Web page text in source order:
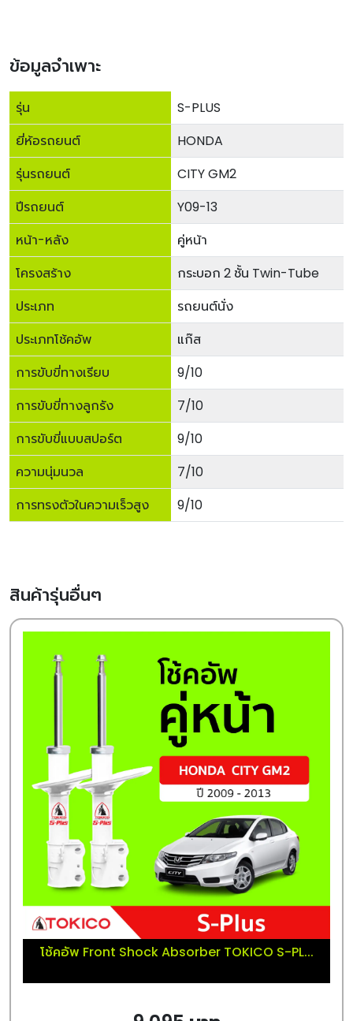
ข้อมูลจำเพาะ
รุ่น
S-PLUS
ยี่ห้อรถยนต์
HONDA
รุ่นรถยนต์
CITY GM2
ปีรถยนต์
Y09-13
หน้า-หลัง
คู่หน้า
โครงสร้าง
กระบอก 2 ชั้น Twin-Tube
ประเภท
รถยนต์นั่ง
ประเภทโช้คอัพ
แก๊ส
การขับขี่ทางเรียบ
9/10
การขับขี่ทางลูกรัง
7/10
การขับขี่แบบสปอร์ต
9/10
ความนุ่มนวล
7/10
การทรงตัวในความเร็วสูง
9/10
สินค้ารุ่นอื่นๆ
โช้คอัพ Front Shock Absorber TOKICO S-PL...